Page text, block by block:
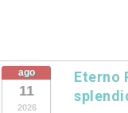
ago
11
2026
Eterno